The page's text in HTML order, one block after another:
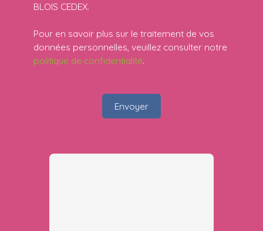
BLOIS CEDEX.
Pour en savoir plus sur le traitement de vos
données personnelles, veuillez consulter notre
politique de confidentialité.
Envoyer